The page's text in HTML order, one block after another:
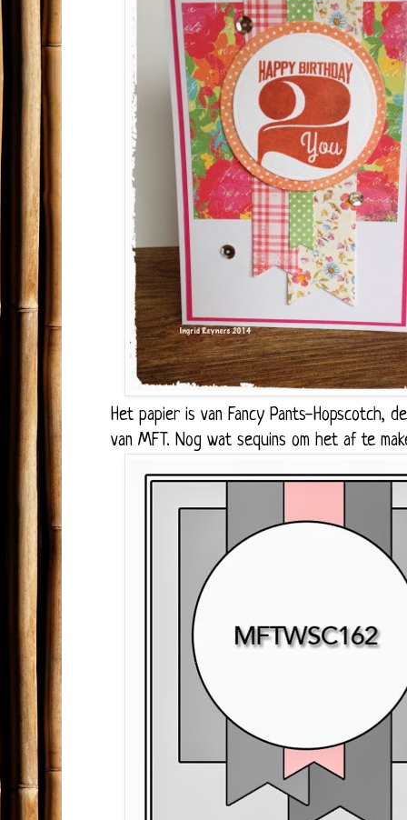
Het papier is van Fancy Pants-Hopscotch,
van MFT. Nog wat sequins om het af te